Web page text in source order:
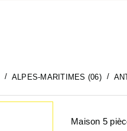
ALPES-MARITIMES (06)
Maison 5